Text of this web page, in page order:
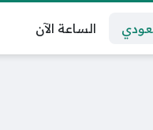
الساعة الآن